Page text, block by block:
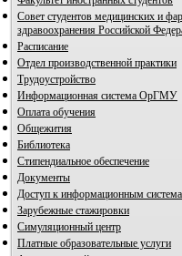
Совет студентов медицинских и
здравоохранения Российской
Расписание
Отдел производственной практики
Трудоустройство
Информационная система ОрГМУ
Оплата обучения
Общежития
Библиотека
Стипендиальное обеспечение
Документы
Доступ к информационным
Зарубежные стажировки
Симуляционный центр
Платные образовательные услуги